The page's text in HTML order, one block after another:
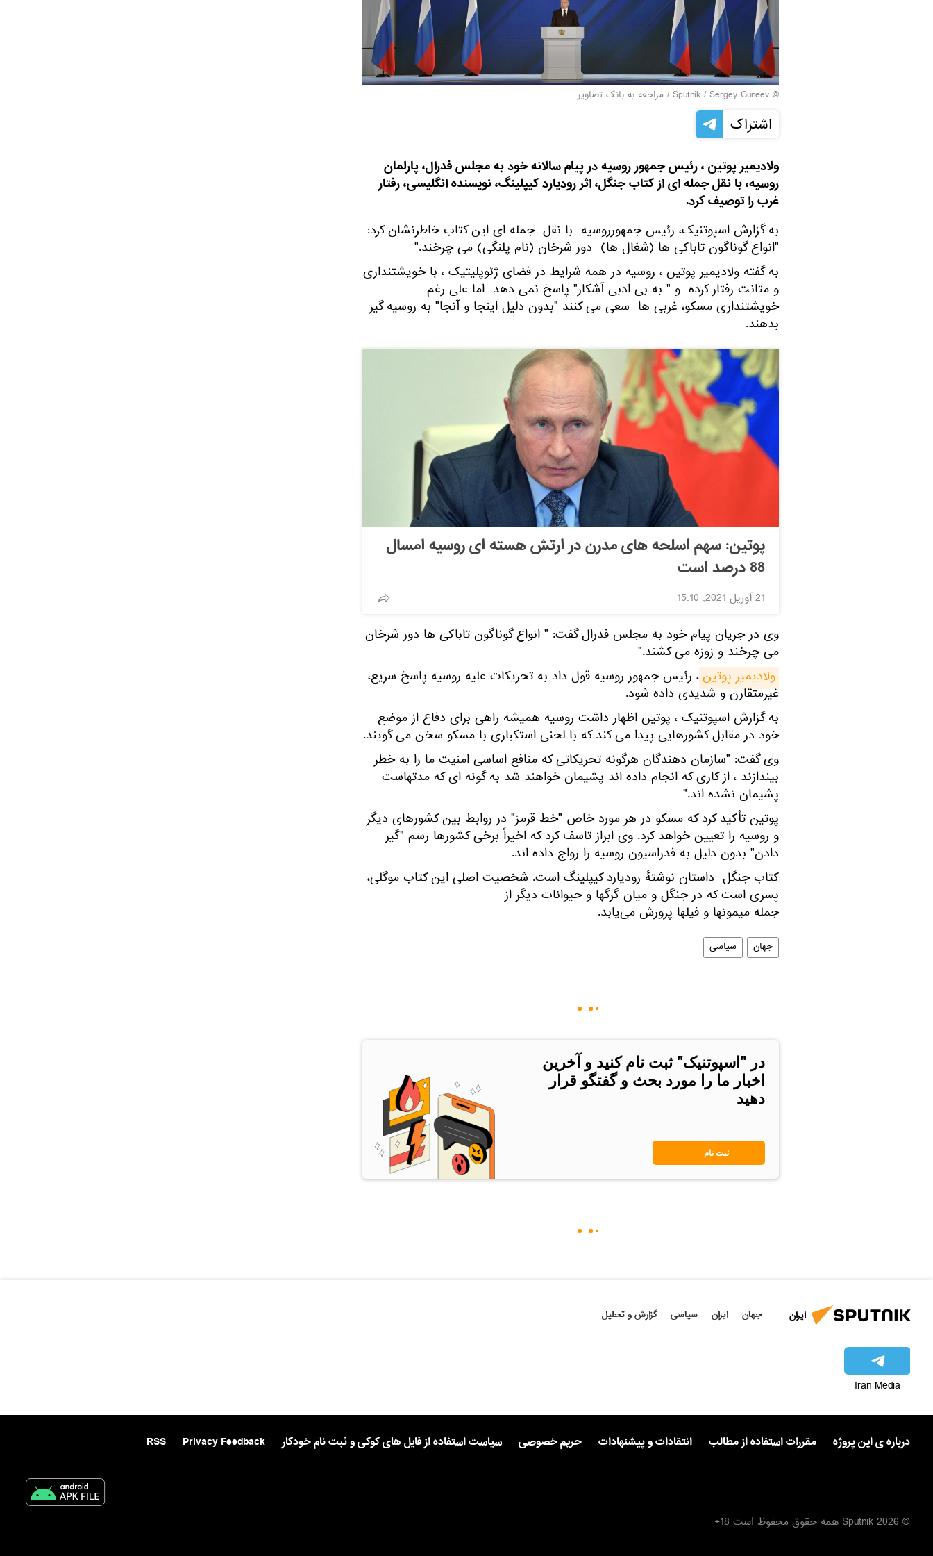
© Sputnik / Sergey Guneev
/ مراجعه به بانک تصاویر
اشتراک
ولادیمیر پوتین ، رئیس جمهور روسیه در پیام سالانه خود به مجلس فدرال، پارلمان
روسیه، با نقل جمله ای از کتاب جنگل، اثر رودیارد کیپلینگ، نویسنده انگلیسی، رفتار
غرب را توصیف کرد.
به گزارش اسپوتنیک، رئیس جمهورروسیه با نقل جمله ای این کتاب خاطرنشان كرد:
"انواع گوناگون تاباکی ها (شغال ها) دور شرخان (نام پلنگی) می چرخند."
به گفته ولادیمیر پوتین ، روسیه در همه شرایط در فضای ژئوپلیتیک ، با خویشتنداری
و متانت رفتار کرده و " به بی ادبی آشکار" پاسخ نمی دهد اما علی رغم
خویشتنداری مسکو، غربی ها سعی می کنند "بدون دلیل اینجا و آنجا" به روسیه گیر
بدهند.
پوتین: سهم اسلحه های مدرن در ارتش هسته ای روسیه امسال
88 درصد است
21 آوریل 2021, 15:10
وی در جریان پیام خود به مجلس فدرال گفت: " انواع گوناگون تاباکی ها دور شرخان
می چرخند و زوزه می كشند."
ولادیمیر پوتین، رئیس جمهور روسیه قول داد به تحریکات علیه روسیه پاسخ سریع،
غیرمتقارن و شدیدی داده شود.
به گزارش اسپوتنیک ، پوتین اظهار داشت روسیه همیشه راهی برای دفاع از موضع
خود در مقابل کشورهایی پیدا می کند که با لحنی استکباری با مسکو سخن می گویند.
وی گفت: "سازمان دهندگان هرگونه تحریکاتی که منافع اساسی امنیت ما را به خطر
بیندازند ، از کاری که انجام داده اند پشیمان خواهند شد به گونه ای که مدتهاست
پشیمان نشده اند."
پوتین تأکید کرد که مسکو در هر مورد خاص "خط قرمز" در روابط بین کشورهای دیگر
و روسیه را تعیین خواهد کرد. وی ابراز تاسف کرد که اخیراً برخی کشورها رسم "گیر
دادن" بدون دلیل به فدراسیون روسیه را رواج داده اند.
کتاب جنگل داستان نوشتهٔ رودیارد کیپلینگ است. شخصیت اصلی این کتاب موگلی،
پسری است که در جنگل و میان گرگها و حیوانات دیگر از
جمله میمونها و فیلها پرورش می‌یابد.
جهان سیاسی
در "اسپوتنیک" ثبت نام کنید و آخرین
اخبار ما را مورد بحث و گفتگو قرار
دهید
ثبت نام
ایران جهان ایران سیاسی گزارش و تحلیل
Iran Media
درباره ی این پروژه مقررات استفاده از مطالب انتقادات و پیشنهادات حریم خصوصی سیاست استفاده از فایل های کوکی و ثبت نام خودکار Privacy Feedback
RSS
© 2026 Sputnik همه حقوق محفوظ است 18+